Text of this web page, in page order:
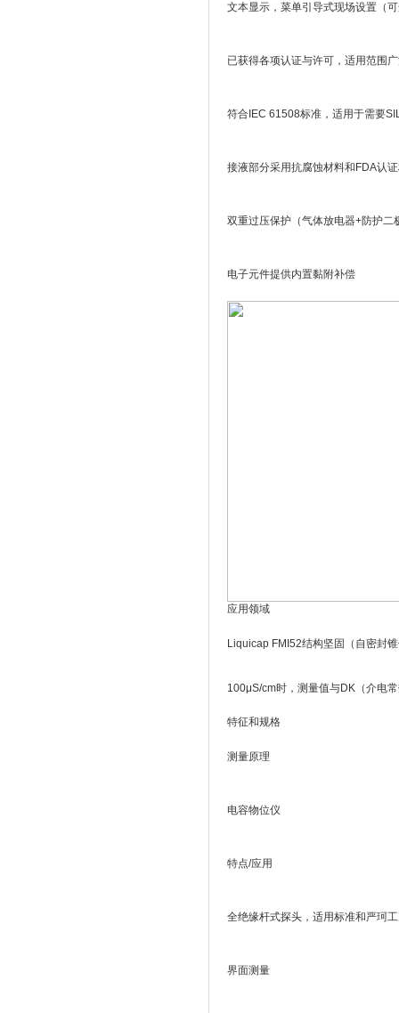
文本显示，菜单引导式现场设置（
已获得各项认证与许可，适用范围
符合IEC 61508标准，适用于需要
接液部分采用抗腐蚀材料和FDA认
双重过压保护（气体放电器+防护二
电子元件提供内置黏附补偿
应用领域
Liquicap FMI52结构坚固（自密封
100μS/cm时，测量值与DK（介电
特征和规格
测量原理
电容物位仪
特点/应用
全绝缘杆式探头，适用标准和严珂
界面测量